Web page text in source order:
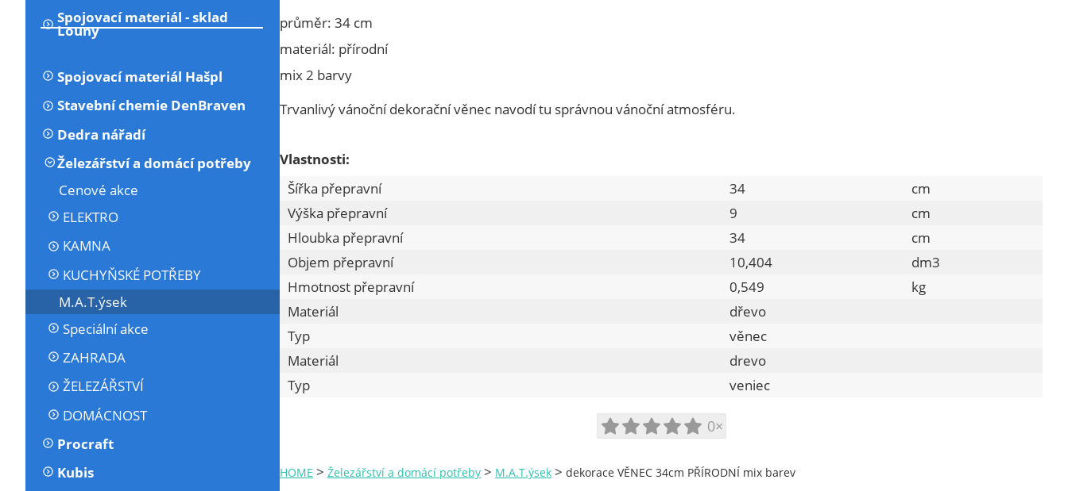
Spojovací materiál - sklad
Louny
Spojovací materiál Hašpl
Stavební chemie DenBraven
Dedra nářadí
Železářství a domácí potřeby
Cenové akce
ELEKTRO
KAMNA
KUCHYŇSKÉ POTŘEBY
M.A.T.ýsek
Speciální akce
ZAHRADA
ŽELEZÁŘSTVÍ
DOMÁCNOST
Procraft
Kubis
průměr: 34 cm
materiál: přírodní
mix 2 barvy
Trvanlivý vánoční dekorační věnec navodí tu správnou vánoční atmosféru.
Vlastnosti:
Šířka přepravní
34
cm
Výška přepravní
9
cm
Hloubka přepravní
34
cm
Objem přepravní
10,404
dm3
Hmotnost přepravní
0,549
kg
Materiál
dřevo
Typ
věnec
Materiál
drevo
Typ
veniec
0×
HOME > Železářství a domácí potřeby > M.A.T.ýsek > dekorace VĚNEC 34cm PŘÍRODNÍ mix barev